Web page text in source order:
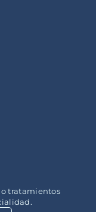
tratamientos